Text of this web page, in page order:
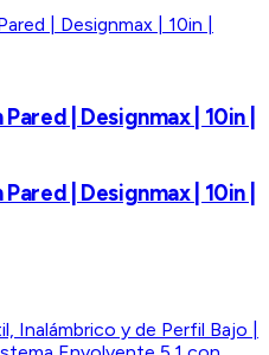
| Designmax | 10in |
| Designmax | 10in |